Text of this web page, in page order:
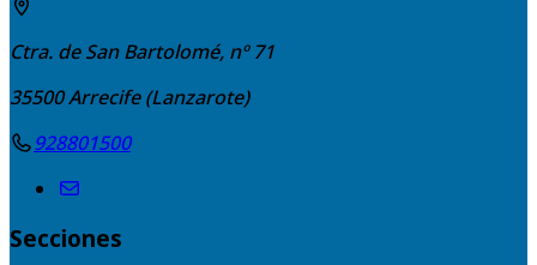
Ctra. de San Bartolomé, nº 71
35500Arrecife (Lanzarote)
928801500
Secciones